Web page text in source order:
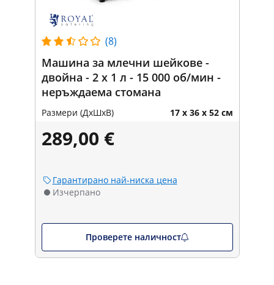
(8)
Машина за млечни шейкове -
двойна - 2 x 1 л - 15 000 об/мин -
неръждаема стомана
Размери (ДxШxВ) 17 x 36 x 52 см
289,00 €
Гарантирано най-ниска цена
Изчерпано
Проверете наличност